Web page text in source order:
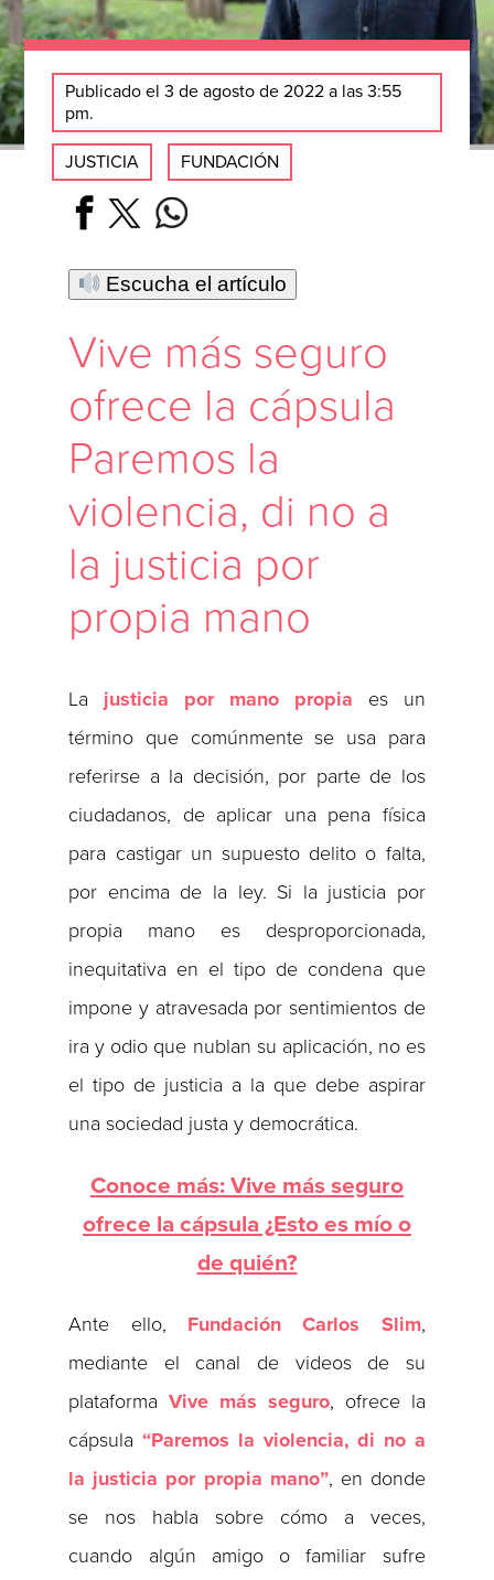
Publicado el 3 de agosto de 2022 a las 3:55
pm.
JUSTICIA FUNDACIÓN
Escucha el artículo
Vive más seguro
ofrece la cápsula
Paremos la
violencia, di no a
la justicia por
propia mano
La justicia por mano propia es un
término que comúnmente se usa para
referirse a la decisión, por parte de los
ciudadanos, de aplicar una pena física
para castigar un supuesto delito o falta,
por encima de la ley. Si la justicia por
propia mano es desproporcionada,
inequitativa en el tipo de condena que
impone y atravesada por sentimientos de
ira y odio que nublan su aplicación, no es
el tipo de justicia a la que debe aspirar
una sociedad justa y democrática.
Conoce más: Vive más seguro
ofrece la cápsula ¿Esto es mío o
de quién?
Ante ello, Fundación Carlos Slim,
mediante el canal de videos de su
plataformaVive más seguro, ofrece la
cápsula“Paremos la violencia, di no a
la justicia por propia mano”, en donde
se nos habla sobre cómo a veces,
cuando algún amigo o familiar sufre